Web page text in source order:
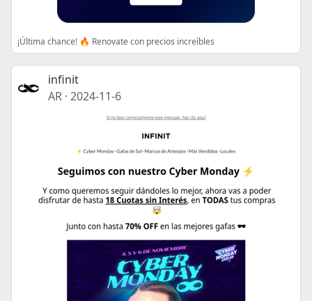
¡Última chance! 🔥 Renovate con precios increíbles
infinit
AR · 2024-11-6